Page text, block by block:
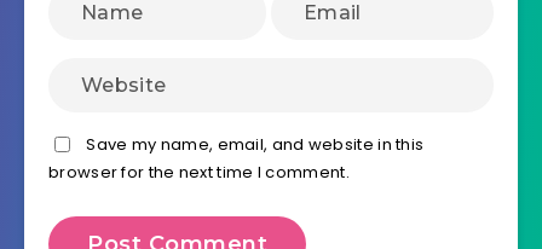
Save my name, email, and website in this
browser for the next time I comment.